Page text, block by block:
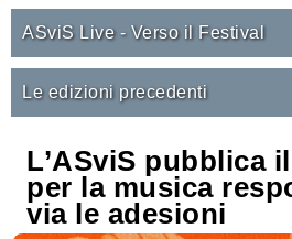
L’ASviS pubblica
per la musica
via le adesioni
ASviS Live - Verso il Festival
Le edizioni precedenti